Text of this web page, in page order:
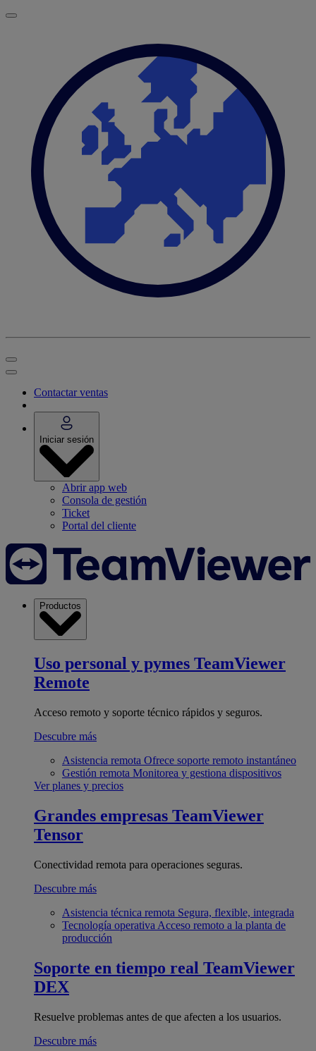
Contactar ventas
Iniciar sesión
Abrir app web
Consola de gestión
Ticket
Portal del cliente
Productos
Uso personal y pymes TeamViewer
Remote
Acceso remoto y soporte técnico rápidos y seguros.
Descubre más
Asistencia remota Ofrece soporte remoto instantáneo
Gestión remota Monitorea y gestiona dispositivos
Ver planes y precios
Grandes empresas TeamViewer
Tensor
Conectividad remota para operaciones seguras.
Descubre más
Asistencia técnica remota Segura, flexible, integrada
Tecnología operativa Acceso remoto a la planta de
producción
Soporte en tiempo real TeamViewer
DEX
Resuelve problemas antes de que afecten a los usuarios.
Descubre más